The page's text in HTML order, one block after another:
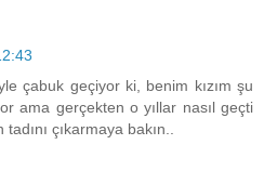
çabuk geçiyor ki, benim kızım şu
ama gerçekten o yıllar nasıl geçti
çıkarmaya bakın..